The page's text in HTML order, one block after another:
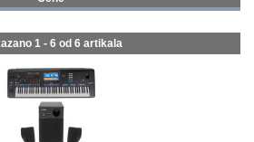
(5)
1 - 6 od 6 artikala